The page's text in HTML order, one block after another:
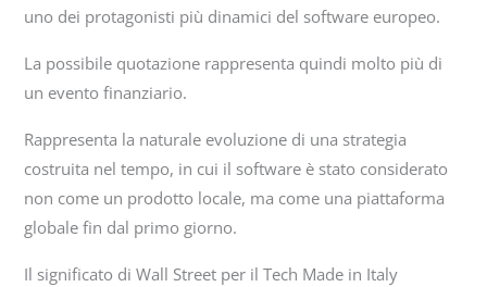
uno dei protagonisti più dinamici del software europeo.
La possibile quotazione rappresenta quindi molto più di
un evento finanziario.
Rappresenta la naturale evoluzione di una strategia
costruita nel tempo, in cui il software è stato considerato
non come un prodotto locale, ma come una piattaforma
globale fin dal primo giorno.
Il significato di Wall Street per il Tech Made in Italy